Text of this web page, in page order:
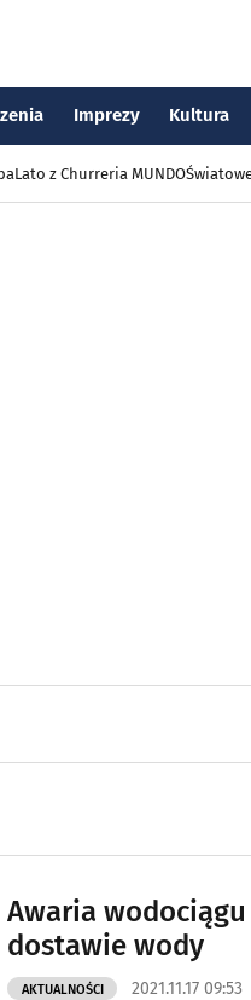
Imprezy Kultura
Lato z Churreria MUNDO
Awaria
dostawie wody
AKTUALNOŚCI 2021.11.17 09:53